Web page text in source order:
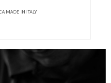
MADE IN ITALY